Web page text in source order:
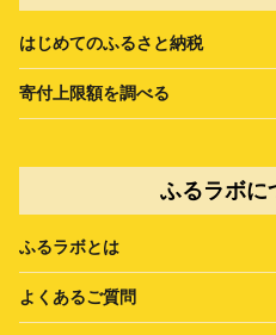
はじめてのふるさと納税
寄付上限額を調べる
ふるラボに
ふるラボとは
よくあるご質問